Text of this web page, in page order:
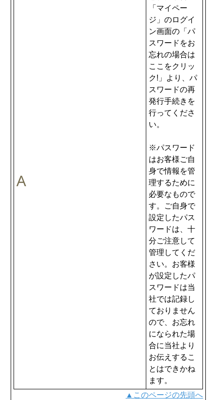
「マイペー
ジ」のログイ
ン画面の「パ
スワードをお
忘れの場合は
ここをクリッ
ク!」より、パ
スワードの再
発行手続きを
行ってくださ
い。
※パスワード
はお客様ご自
身で情報を管
理するために
必要なもので
す。ご自身で
設定したパス
ワードは、十
分ご注意して
管理してくだ
さい。お客様
が設定したパ
スワードは当
社では記録し
ておりません
ので、お忘れ
になられた場
合に当社より
お伝えするこ
とはできかね
ます。
▲このページの先頭へ